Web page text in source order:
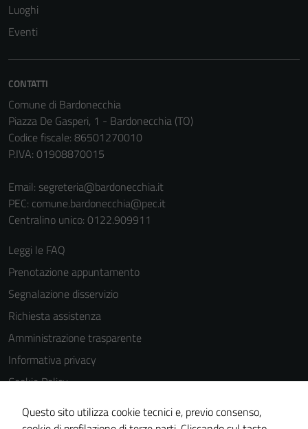
Luoghi
Eventi
CONTATTI
Comune di Bardonecchia
Piazza De Gasperi, 1 - Bardonecchia (TO)
Codice fiscale: 86501270010
P.IVA: 01908870015
Email: segreteria@bardonecchia.it
PEC: comune.bardonecchia@pec.it
Centralino unico: 0122.909911
Leggi le FAQ
Prenotazione appuntamento
Segnalazione disservizio
Richiesta assistenza
Amministrazione trasparente
Informativa privacy
Cookie Policy
Note legali
Dichiarazione di accessibilità
Questo sito utilizza cookie tecnici e, previo consenso,
disabilitati.
personali.
profilazione.
La